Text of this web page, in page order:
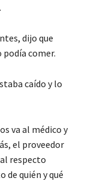
dijo que
podía comer.
caído y lo
va al médico y
el proveedor
respecto
de quién y qué